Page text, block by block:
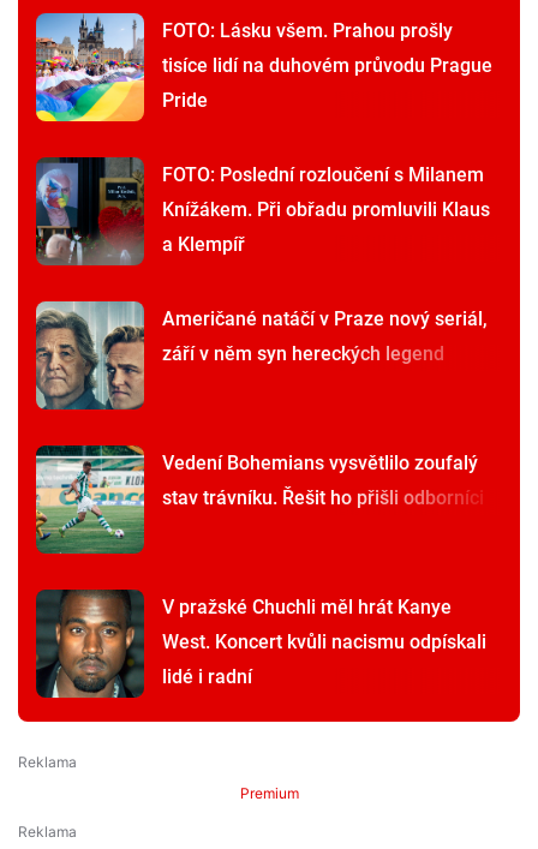
FOTO: Lásku všem. Prahou prošly
tisíce lidí na duhovém průvodu Prague
Pride
FOTO: Poslední rozloučení s Milanem
Knížákem. Při obřadu promluvili Klaus
a Klempíř
Američané natáčí v Praze nový seriál,
září v něm syn hereckých legend
Vedení Bohemians vysvětlilo zoufalý
stav trávníku. Řešit ho přišli odborníci
V pražské Chuchli měl hrát Kanye
West. Koncert kvůli nacismu odpískali
lidé i radní
Premium